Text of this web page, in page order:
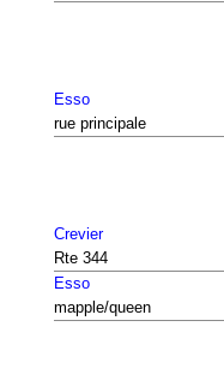
Esso
rue principale
Crevier
Rte 344
Esso
mapple/queen